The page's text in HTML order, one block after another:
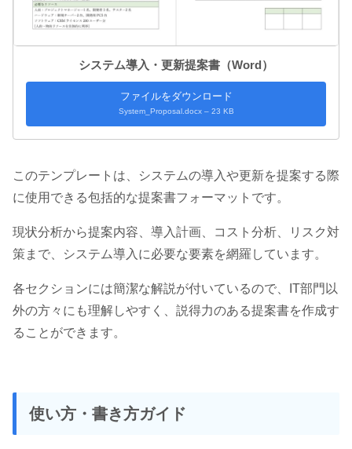
システム導入・更新提案書（Word）
ファイルをダウンロード
System_Proposal.docx – 23 KB
このテンプレートは、システムの導入や更新を提案する際
に使用できる包括的な提案書フォーマットです。
現状分析から提案内容、導入計画、コスト分析、リスク対
策まで、システム導入に必要な要素を網羅しています。
各セクションには簡潔な解説が付いているので、IT部門以
外の方々にも理解しやすく、説得力のある提案書を作成す
ることができます。
使い方・書き方ガイド